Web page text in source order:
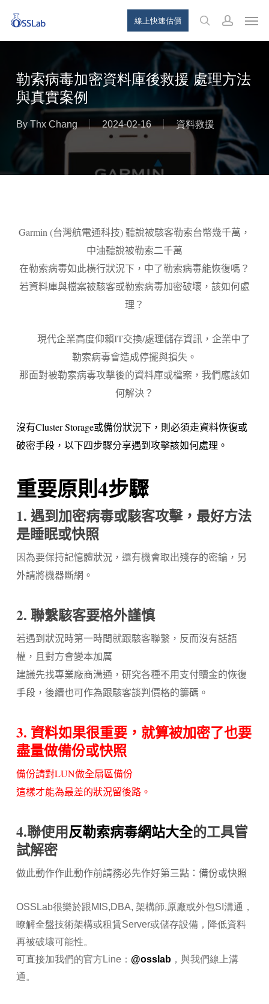
main
線上快速估價
searchaccount
勒索病毒加密資料庫後救援 處理方法
與真實案例
By Thx Chang 2024-02-16 資料救援
Garmin (台灣航電通科技)聽說被駭客勒索台幣幾千萬，
中油聽說被勒索二千萬
在勒索病毒如此橫行狀況下，中了勒索病毒能恢復嗎？
若資料庫與檔案被駭客或勒索病毒加密破壞，該如何處
理？
現代企業高度仰賴IT交換/處理儲存資訊，企業中了
勒索病毒會造成停擺與損失。
那面對被勒索病毒攻擊後的資料庫或檔案，我們應該如
何解決？
沒有Cluster Storage或備份狀況下，則必須走資料恢復或
破密手段，以下四步驟分享遇到攻擊該如何處理。
重要原則4步驟
1. 遇到加密病毒或駭客攻擊，最好方法
是睡眠或快照
因為要保持記憶體狀況，還有機會取出殘存的密鑰，另
外請將機器斷網。
2. 聯繫駭客要格外謹慎
若遇到狀況時第一時間就跟駭客聯繫，反而沒有話語
權，且對方會變本加厲
建議先找專業廠商溝通，研究各種不用支付贖金的恢復
手段，後續也可作為跟駭客談判價格的籌碼。
3. 資料如果很重要，就算被加密了也要
盡量做備份或快照
備份請對LUN做全扇區備份
這樣才能為最差的狀況留後路。
4.聯使用反勒索病毒網站大全的工具嘗
試解密
做此動作作此動作前請務必先作好第三點：備份或快照
OSSLab很樂於跟MIS,DBA, 架構師,原廠或外包SI溝通，
瞭解全盤技術架構或租賃Server或儲存設備，降低資料
再被破壞可能性。
可直接加我們的官方Line： @osslab，與我們線上溝
通。